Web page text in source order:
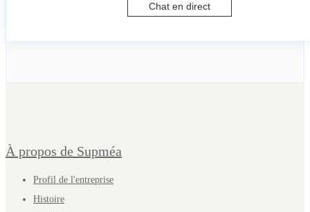
Chat en direct
À propos de Supméa
Profil de l'entreprise
Histoire